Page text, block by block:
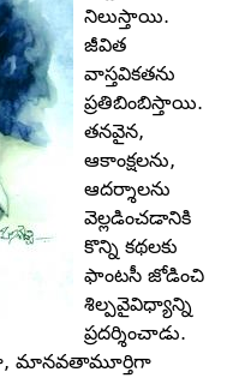
నిలుస్తాయి.
జీవిత
వాస్తవికతను
ప్రతిబింబిస్తాయి.
తనవైన,
ఆకాంక్షలను,
ఆదర్శాలను
వెల్లడించడానికి
కొన్ని కథలకు
ఫాంటసీ జోడించి
శిల్పవైవిధ్యాన్ని
ప్రదర్శించాడు.
మానవతామూర్తిగా